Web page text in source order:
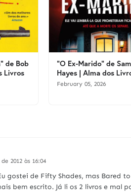
de Bob
Livros
"O Ex-Marido" de
Hayes | Alma dos
February 05, 2026
2012 às 16:04
gostei de Fifty Shades, mas Bared
bem escrito. Já li os 2 livros e mal